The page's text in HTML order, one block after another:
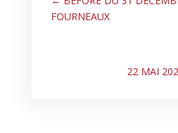
FOURNEAUX
22 MAI